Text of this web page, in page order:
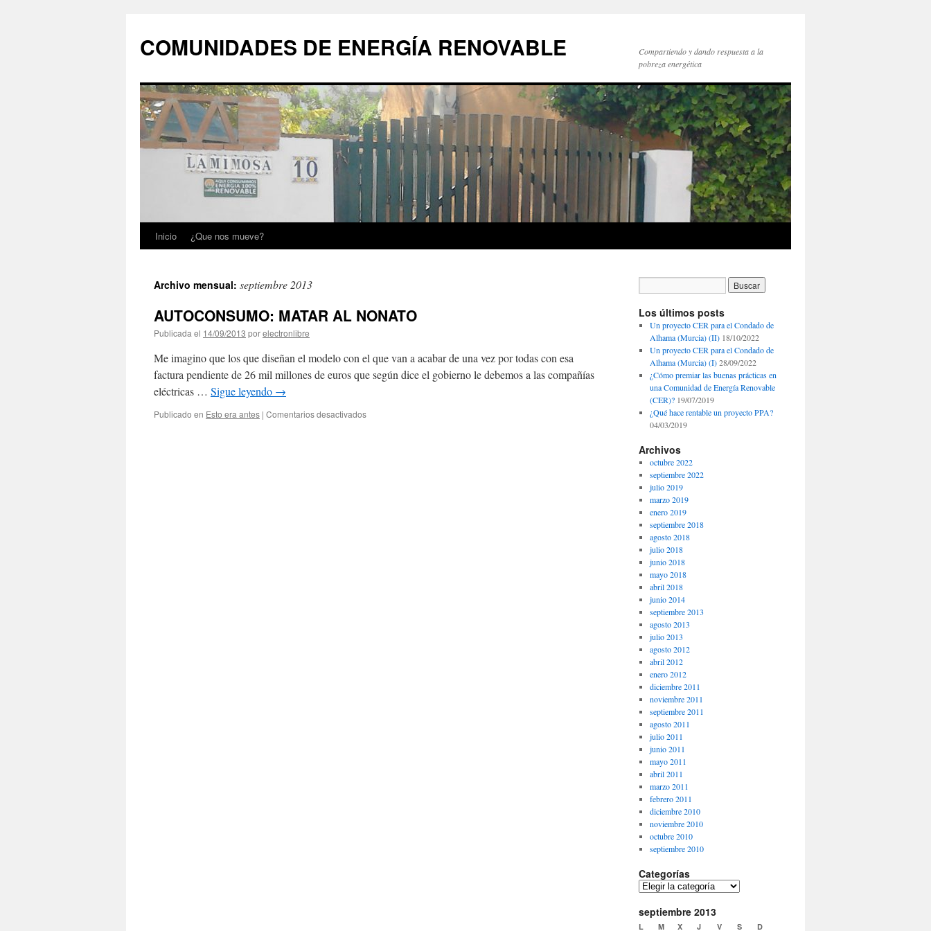
COMUNIDADES DE ENERGÍA RENOVABLE
Compartiendo y dando respuesta a la
pobreza energética
Saltar
contenido
Inicio ¿Que nos mueve?
Archivo mensual: septiembre 2013
AUTOCONSUMO: MATAR AL NONATO
Publicada el 14/09/2013 porelectronlibre
Me imagino que los que diseñan el modelo con el que van a acabar de una vez por todas con esa
factura pendiente de 26 mil millones de euros que según dice el gobierno le debemos a las compañías
eléctricas … Sigue leyendo →
Publicado en Esto era antes | Comentarios desactivadosen
Los últimos posts
Un proyecto CER para el Condado de
Alhama (Murcia) (II) 18/10/2022
Un proyecto CER para el Condado de
Alhama (Murcia) (I) 28/09/2022
¿Cómo premiar las buenas prácticas en
una Comunidad de Energía Renovable
(CER)? 19/07/2019
¿Qué hace rentable un proyecto PPA?
04/03/2019
Archivos
octubre 2022
septiembre 2022
julio 2019
marzo 2019
enero 2019
septiembre 2018
agosto 2018
julio 2018
junio 2018
mayo 2018
abril 2018
junio 2014
septiembre 2013
agosto 2013
julio 2013
agosto 2012
abril 2012
enero 2012
diciembre 2011
noviembre 2011
septiembre 2011
agosto 2011
julio 2011
junio 2011
mayo 2011
abril 2011
marzo 2011
febrero 2011
diciembre 2010
noviembre 2010
octubre 2010
septiembre 2010
Categorías
Categorías
septiembre 2013
L M X J V S D